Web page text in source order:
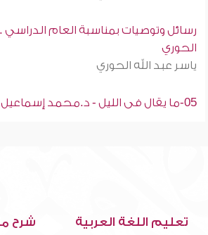
رسائل وتوصيات بمناسبة العام الدراسي .
الحوري
ياسر عبد الله الحوري
05-ما يقال فى الليل - د.محمد إسماعيل المقدم
تعليم اللغة العربية شرح